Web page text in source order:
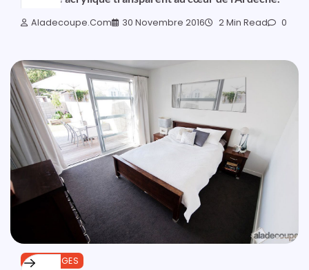
Aladecoupe.com 30 Novembre 2016 2 Min Read 0
OUTILLAGES